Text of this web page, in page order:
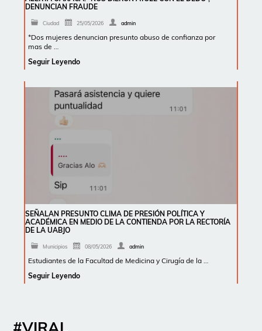
DENUNCIAN FRAUDE
Ciudad 25/05/2026 admin
*Dos mujeres denuncian presunto abuso de confianza por
mas de …
Seguir Leyendo
SEÑALAN PRESUNTO CLIMA DE PRESIÓN POLÍTICA Y
ACADÉMICA EN MEDIO DE LA CONTIENDA POR LA RECTORÍA
DE LA UABJO
Municipios 08/05/2026 admin
Estudiantes de la Facultad de Medicina y Cirugía de la …
Seguir Leyendo